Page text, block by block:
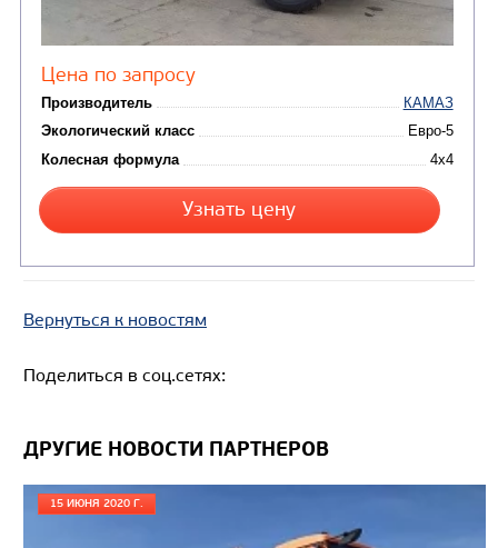
Цена по запросу
Производитель
Колесная формула
ШАССИ КАМАЗ 43253
Вернуться к новостям
Поделиться в соц.сетях:
ДРУГИЕ НОВОСТИ ПАРТНЕРОВ
15 ИЮНЯ 2020 Г.